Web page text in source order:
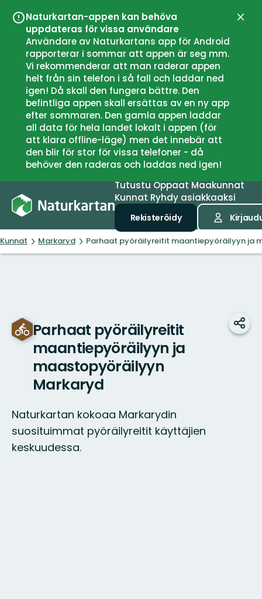
Naturkartan-appen kan behöva
uppdateras för vissa användare
Användare av Naturkartans app för Android
rapporterar i sommar att appen är seg mm.
Vi rekommenderar att man raderar appen
helt från sin telefon i så fall och laddar ned
igen! Då skall den fungera bättre. Den
befintliga appen skall ersättas av en ny app
efter sommaren. Den gamla appen laddar
all data för hela landet lokalt i appen (för
att klara offline-läge) men det innebär att
den blir för stor för vissa telefoner - då
behöver den raderas och laddas ned igen!
Sulje
TutustuOppaatMaakunnat
Kunnat Ryhdy asiakkaaksi
Rekisteröidy
Kunnat Markaryd Parhaat pyöräilyreitit maantiepyöräilyyn ja
Parhaat pyöräilyreitit
maantiepyöräilyyn ja
maastopyöräilyyn
Markaryd
Naturkartan kokoaa Markarydin
suosituimmat pyöräilyreitit käyttäjien
keskuudessa.
Jaa